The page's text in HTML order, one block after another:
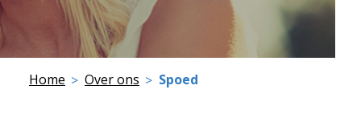
Home Over ons Spoed